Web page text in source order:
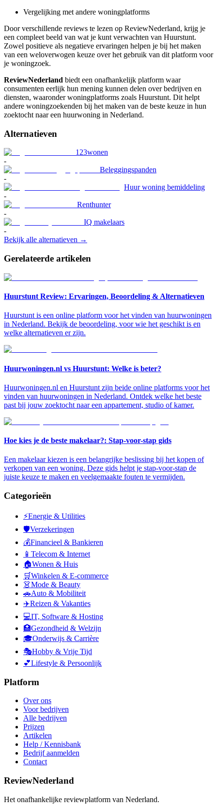
Vergelijking met andere woningplatforms
Door verschillende reviews te lezen op ReviewNederland, krijg je
een compleet beeld van wat je kunt verwachten van Huurstunt.
Zowel positieve als negatieve ervaringen helpen je bij het maken
van een weloverwogen keuze over het gebruik van dit platform voor
je woningzoek.
ReviewNederland biedt een onafhankelijk platform waar
consumenten eerlijk hun mening kunnen delen over bedrijven en
diensten, waaronder woningplatforms zoals Huurstunt. Dit helpt
andere woningzoekenden bij het maken van de beste keuze in hun
zoektocht naar een huurwoning in Nederland.
Alternatieven
123wonen
-
Beleggingspanden
-
Huur woning bemiddeling
-
Renthunter
-
IQ makelaars
-
Bekijk alle alternatieven →
Gerelateerde artikelen
Huurstunt Review: Ervaringen, Beoordeling & Alternatieven
Huurstunt is een online platform voor het vinden van huurwoningen
in Nederland. Bekijk de beoordeling, voor wie het geschikt is en
welke alternatieven er zijn.
Huurwoningen.nl vs Huurstunt: Welke is beter?
Huurwoningen.nl en Huurstunt zijn beide online platforms voor het
vinden van huurwoningen in Nederland. Ontdek welke het beste
past bij jouw zoektocht naar een appartement, studio of kamer.
Hoe kies je de beste makelaar?: Stap-voor-stap gids
Een makelaar kiezen is een belangrijke beslissing bij het kopen of
verkopen van een woning. Deze gids helpt je stap-voor-stap de
juiste keuze te maken en veelgemaakte fouten te vermijden.
Categorieën
⚡Energie & Utilities
🛡️Verzekeringen
💰Financieel & Bankieren
📱 Telecom & Internet
🏠Wonen & Huis
🛒Winkelen & E-commerce
👗Mode & Beauty
🚗Auto & Mobiliteit
✈️Reizen & Vakanties
💻IT, Software & Hosting
🏥Gezondheid & Welzijn
🎓Onderwijs & Carrière
🎭Hobby & Vrije Tijd
💕Lifestyle & Persoonlijk
Platform
Over ons
Voor bedrijven
Alle bedrijven
Prijzen
Artikelen
Help / Kennisbank
Bedrijf aanmelden
Contact
ReviewNederland
Het onafhankelijke reviewplatform van Nederland.